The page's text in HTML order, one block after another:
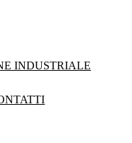
INDUSTRIALE